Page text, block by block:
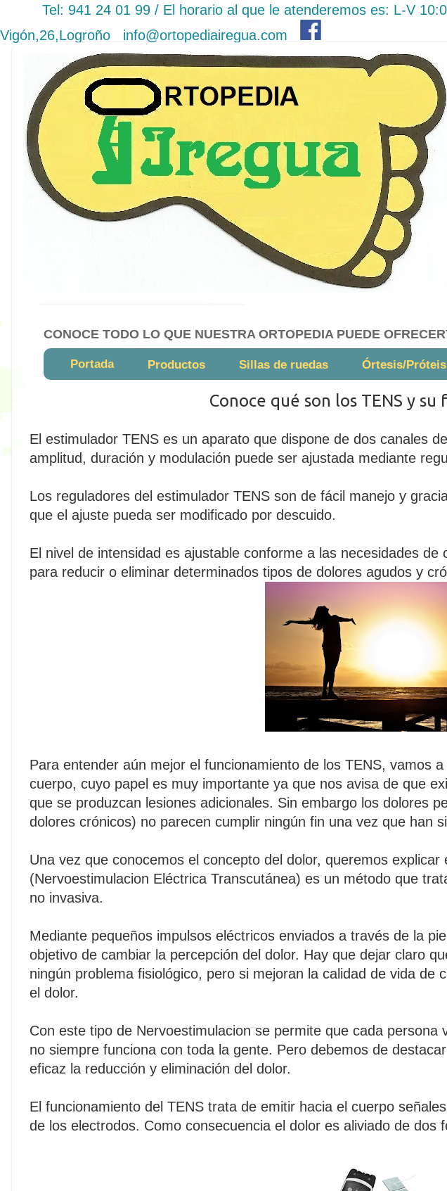
Tel: 941 24 01 99 / El horario al que le atenderemos es: L-V
Vigón,26,Logroño
info@ortopediairegua.com
CONOCE TODO LO QUE NUESTRA ORTOPEDIA PUEDE
Portada Productos Sillas de ruedas Órtesis/Próteis
Conoce qué son los TENS y su
El estimulador TENS es un aparato que dispone de dos canales
amplitud, duración y modulación puede ser ajustada mediante
Los reguladores del estimulador TENS son de fácil manejo y
que el ajuste pueda ser modificado por descuido.
El nivel de intensidad es ajustable conforme a las necesidades
para reducir o eliminar determinados tipos de dolores agudos y
Para entender aún mejor el funcionamiento de los TENS, vamos
cuerpo, cuyo papel es muy importante ya que nos avisa de que
que se produzcan lesiones adicionales. Sin embargo los dolores
dolores crónicos) no parecen cumplir ningún fin una vez que han
Una vez que conocemos el concepto del dolor, queremos
(Nervoestimulacion Eléctrica Transcutánea) es un método que
no invasiva.
Mediante pequeños impulsos eléctricos enviados a través de la
objetivo de cambiar la percepción del dolor. Hay que dejar claro
ningún problema fisiológico, pero si mejoran la calidad de vida de
el dolor.
Con este tipo de Nervoestimulacion se permite que cada
no siempre funciona con toda la gente. Pero debemos de
eficaz la reducción y eliminación del dolor.
El funcionamiento del TENS trata de emitir hacia el cuerpo
de los electrodos. Como consecuencia el dolor es aliviado de dos